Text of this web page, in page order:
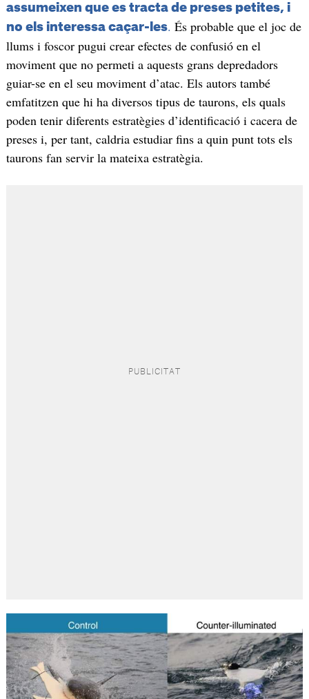
assumeixen que es tracta de preses petites, i
no els interessa caçar-les. És probable que el joc de
llums i foscor pugui crear efectes de confusió en el
moviment que no permeti a aquests grans depredadors
guiar-se en el seu moviment d’atac. Els autors també
emfatitzen que hi ha diversos tipus de taurons, els quals
poden tenir diferents estratègies d’identificació i cacera de
preses i, per tant, caldria estudiar fins a quin punt tots els
taurons fan servir la mateixa estratègia.